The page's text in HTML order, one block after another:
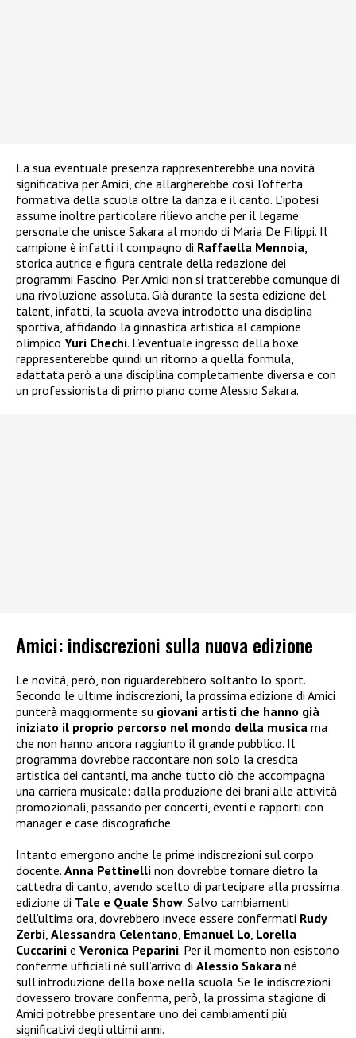
La sua eventuale presenza rappresenterebbe una novità
significativa per Amici, che allargherebbe così l’offerta
formativa della scuola oltre la danza e il canto. L’ipotesi
assume inoltre particolare rilievo anche per il legame
personale che unisce Sakara al mondo di Maria De Filippi. Il
campione è infatti il compagno di Raffaella Mennoia
storica autrice e figura centrale della redazione dei
programmi Fascino. Per Amici non si tratterebbe comunque di
una rivoluzione assoluta. Già durante la sesta edizione del
talent, infatti, la scuola aveva introdotto una disciplina
sportiva, affidando la ginnastica artistica al campione
olimpico Yuri Chechi. L’eventuale ingresso della boxe
rappresenterebbe quindi un ritorno a quella formula,
adattata però a una disciplina completamente diversa e con
un professionista di primo piano come Alessio Sakara.
Amici: indiscrezioni sulla nuova edizione
Le novità, però, non riguarderebbero soltanto lo sport.
Secondo le ultime indiscrezioni, la prossima edizione di Amici
punterà maggiormente su giovani artisti che hanno già
iniziato il proprio percorso nel mondo della musica ma
che non hanno ancora raggiunto il grande pubblico. Il
programma dovrebbe raccontare non solo la crescita
artistica dei cantanti, ma anche tutto ciò che accompagna
una carriera musicale: dalla produzione dei brani alle attività
promozionali, passando per concerti, eventi e rapporti con
manager e case discografiche.
Intanto emergono anche le prime indiscrezioni sul corpo
docente. Anna Pettinelli non dovrebbe tornare dietro la
cattedra di canto, avendo scelto di partecipare alla prossima
edizione di Tale e Quale Show. Salvo cambiamenti
dell’ultima ora, dovrebbero invece essere confermati Rudy
Zerbi Alessandra Celentano Emanuel Lo Lorella
Cuccarini e Veronica Peparini. Per il momento non esistono
conferme ufficiali né sull’arrivo di Alessio Sakara né
sull’introduzione della boxe nella scuola. Se le indiscrezioni
dovessero trovare conferma, però, la prossima stagione di
Amici potrebbe presentare uno dei cambiamenti più
significativi degli ultimi anni.